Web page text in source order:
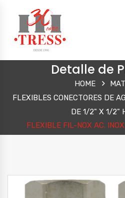
Detalle de
HOME
FLEXIBLES CONECTORES DE
DE 1/2" X 1/2"
FLEXIBLE FIL-NOX AC.